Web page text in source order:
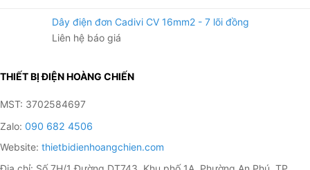
Dây điện đơn Cadivi CV 16mm2 - 7 lõi đồng
Liên hệ báo giá
THIẾT BỊ ĐIỆN HOÀNG CHIẾN
MST: 3702584697
Zalo: 090 682 4506
Website: thietbidienhoangchien.com